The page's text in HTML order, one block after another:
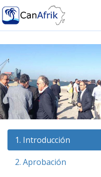
Notice: Undefined offset: -1
/homepages/41/
on line 11
1. Introducción
2. Aprobación